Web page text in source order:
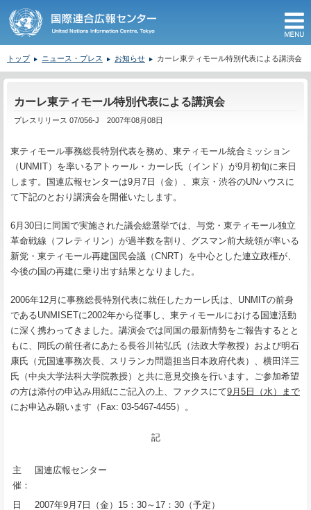
トップ ニュース・プレス お知らせ カーレ東ティモール特別代表による講演会
カーレ東ティモール特別代表による講演会
プレスリリース 07/056-J 2007年08月08日
東ティモール事務総長特別代表を務め、東ティモール統合ミッション
（UNMIT）を率いるアトゥール・カーレ氏（インド）が9月初旬に来日
します。国連広報センターは9月7日（金）、東京・渋谷のUNハウスに
て下記のとおり講演会を開催いたします。
6月30日に同国で実施された議会総選挙では、与党・東ティモール独立
革命戦線（フレティリン）が過半数を割り、グスマン前大統領が率いる
新党・東ティモール再建国民会議（CNRT）を中心とした連立政権が、
今後の国の再建に乗り出す結果となりました。
2006年12月に事務総長特別代表に就任したカーレ氏は、UNMITの前身
であるUNMISETに2002年から従事し、東ティモールにおける国連活動
に深く携わってきました。講演会では同国の最新情勢をご報告するとと
もに、同氏の前任者にあたる長谷川祐弘氏（法政大学教授）および明石
康氏（元国連事務次長、スリランカ問題担当日本政府代表）、横田洋三
氏（中央大学法科大学院教授）と共に意見交換を行います。ご参加希望
の方は添付の申込み用紙にご記入の上、ファクスにて9月5日（水）まで
にお申込み願います（Fax: 03-5467-4455）。
記
主
催：
国連広報センター
日
2007年9月7日（金）15：30～17：30（予定）